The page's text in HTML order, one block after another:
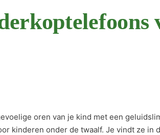
oren van je kind met een
kinderen onder de twaalf. Je vindt ze in